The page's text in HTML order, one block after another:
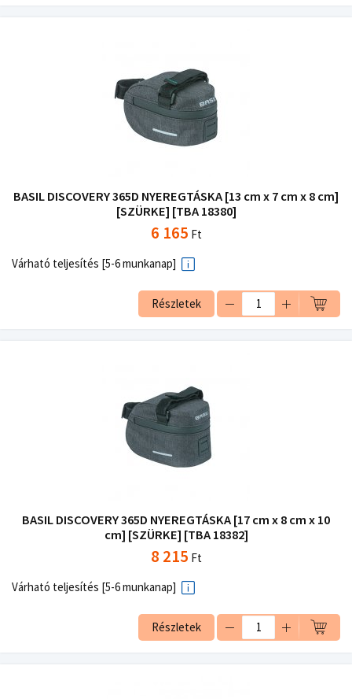
BASIL DISCOVERY 365D NYEREGTÁSKA [13 cm x 7 cm x 8 cm]
[SZÜRKE] [TBA 18380]
6 165 Ft
Várható teljesítés [5-6 munkanap]
Részletek
BASIL DISCOVERY 365D NYEREGTÁSKA [17 cm x 8 cm x 10
cm] [SZÜRKE] [TBA 18382]
8 215 Ft
Várható teljesítés [5-6 munkanap]
Részletek